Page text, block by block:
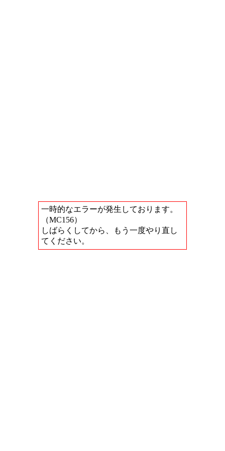
一時的なエラーが発生しております。
（MC156）
しばらくしてから、もう一度やり直し
てください。